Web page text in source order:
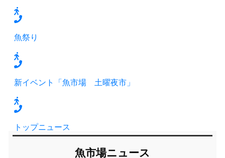
魚祭り
新イベント「魚市場 土曜夜市」
トップニュース
魚市場ニュース